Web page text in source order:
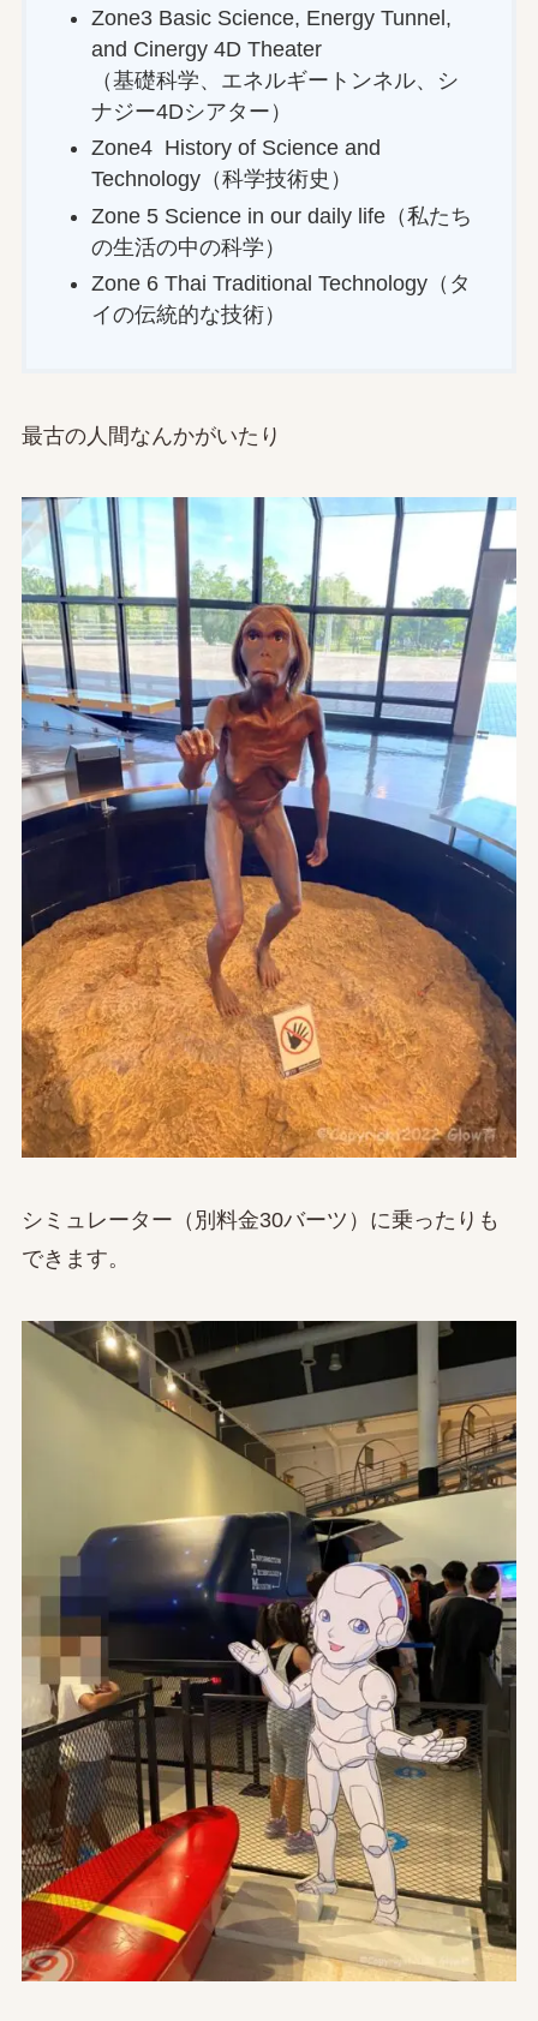
Zone3 Basic Science, Energy Tunnel,
and Cinergy 4D Theater
（基礎科学、エネルギートンネル、シ
ナジー4Dシアター）
Zone4 History of Science and
Technology（科学技術史）
Zone 5 Science in our daily life（私たち
の生活の中の科学）
Zone 6 Thai Traditional Technology（タ
イの伝統的な技術）
最古の人間なんかがいたり
シミュレーター（別料金30バーツ）に乗ったりも
できます。